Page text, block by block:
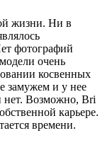
жизни. Ни в
фотографий
очень
косвенных
замужем и у нее
нет. Возможно, Bri
карьере.
времени.